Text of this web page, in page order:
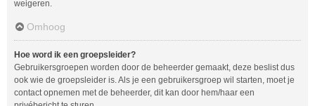
weigeren.
Omhoog
Hoe word ik een groepsleider?
Gebruikersgroepen worden door de beheerder gemaakt, deze beslist dus
ook wie de groepsleider is. Als je een gebruikersgroep wil starten, moet je
contact opnemen met de beheerder, dit kan door hem/haar een